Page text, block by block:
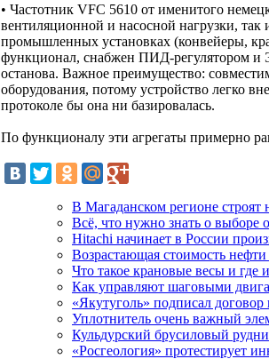
• Частотник VFC 5610 от именитого
вентиляционной и насосной нагрузки,
промышленных установках (конвейеры,
функционал, снабжен ПИД-регулятором и
останова. Важное преимущество:
оборудования, потому устройство легко
протоколе бы она ни базировалась.
По функционалу эти агрегаты примерно
В Магаданском регионе строят
Всё, что нужно знать о выборе
Hitachi начинает в России
Возрастающая стоимость
Что такое крановые весы и где
Как управляют шаговыми
«Якутуголь» подписал договор
Уплотнитель очень важный
Кульдурский брусиловый
«Росгеология» протестирует